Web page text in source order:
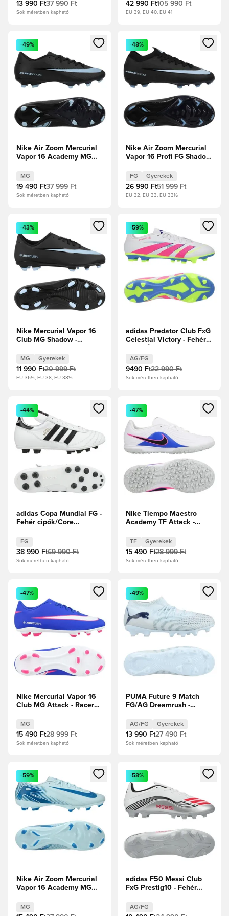
13 990 Ft37 990 Ft
Sok méretben kapható
42 990 Ft105 990 Ft
EU 39, EU 40, EU 41
Megnyit egy modált a bejelentkezéshez vagy a tagként
-49%
Nike Air Zoom Mercurial
Vapor 16 Academy MG
MG
19 490 Ft37 999 Ft
Sok méretben kapható
Megnyit egy modált a
-48%
Nike Air Zoom Mercurial
Vapor 16 Profi FG Shadow
FG Gyerekek
26 990 Ft51 999 Ft
EU 32, EU 33, EU 33½
Megnyit egy modált a bejelentkezéshez vagy a tagként
-43%
Nike Mercurial Vapor 16
Club MG Shadow -
MG Gyerekek
11 990 Ft20 999 Ft
EU 36½, EU 38, EU 38½
Megnyit egy modált a
-59%
adidas Predator Club FxG
Celestial Victory - Fehér
rózsaszín/Lucid Lemon
AG/FG
9490 Ft22 990 Ft
Sok méretben kapható
Megnyit egy modált a bejelentkezéshez vagy a tagként
-44%
adidas Copa Mundial FG -
Fehér cipők/Core
FG
38 990 Ft69 990 Ft
Sok méretben kapható
Megnyit egy modált a
-47%
Nike Tiempo Maestro
Academy TF Attack -
Blue/Pink Blast Gyerek
TF Gyerekek
15 490 Ft28 999 Ft
Sok méretben kapható
Megnyit egy modált a bejelentkezéshez vagy a tagként
-47%
Nike Mercurial Vapor 16
Club MG Attack - Racer
MG
15 490 Ft28 999 Ft
Sok méretben kapható
Megnyit egy modált a
-49%
PUMA Future 9 Match
FG/AG Dreamrush -
Gyerek
AG/FG Gyerekek
13 990 Ft27 490 Ft
Sok méretben kapható
Megnyit egy modált a bejelentkezéshez vagy a tagként
-59%
Nike Air Zoom Mercurial
Vapor 16 Academy MG
Gleccserkék/Blue Orbit
MG
Megnyit egy modált a
-58%
adidas F50 Messi Club
FxG Prestig10 - Fehér
metál
AG/FG